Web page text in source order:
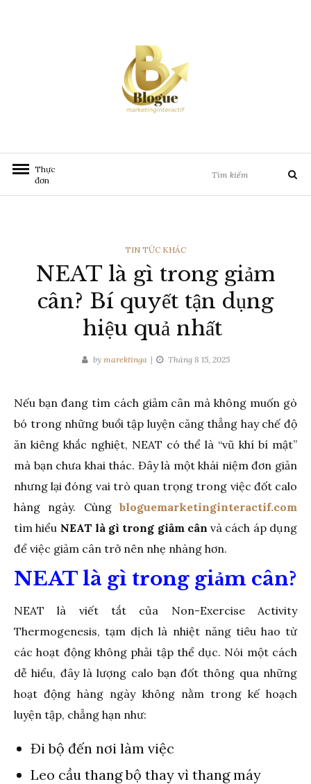
Thực
đơn
kiếm:
Tìm
THỂ
LOẠI
TIN TỨC KHÁC
NEAT là gì trong giảm
cân? Bí quyết tận dụng
hiệu quả nhất
by marektinga Tháng 8 15, 2025
Nếu bạn đang tìm cách giảm cân mà không muốn gò
bó trong những buổi tập luyện căng thẳng hay chế độ
ăn kiêng khắc nghiệt, NEAT có thể là “vũ khí bí mật”
mà bạn chưa khai thác. Đây là một khái niệm đơn giản
nhưng lại đóng vai trò quan trọng trong việc đốt calo
hàng ngày. Cùng bloguemarketinginteractif.com
tìm hiểu NEAT là gì trong giảm cân và cách áp dụng
để việc giảm cân trở nên nhẹ nhàng hơn.
NEAT là gì trong giảm cân?
NEAT là viết tắt của Non-Exercise Activity
Thermogenesis, tạm dịch là nhiệt năng tiêu hao từ
các hoạt động không phải tập thể dục. Nói một cách
dễ hiểu, đây là lượng calo bạn đốt thông qua những
hoạt động hàng ngày không nằm trong kế hoạch
luyện tập, chẳng hạn như:
Đi bộ đến nơi làm việc
Leo cầu thang bộ thay vì thang máy